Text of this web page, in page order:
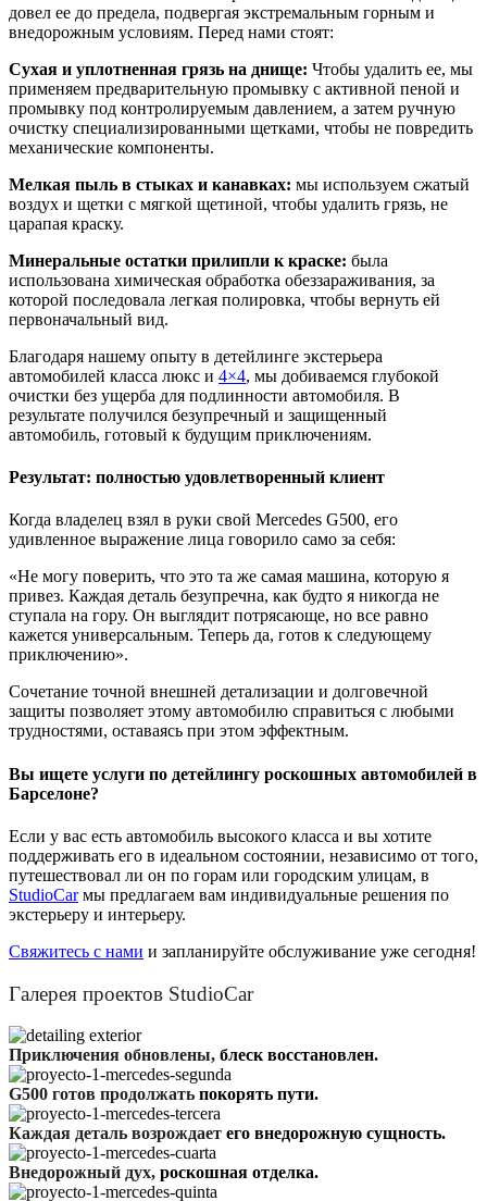
довел ее до предела, подвергая экстремальным горным и
внедорожным условиям. Перед нами стоят:
Сухая и уплотненная грязь на днище: Чтобы удалить ее, мы
применяем предварительную промывку с активной пеной и
промывку под контролируемым давлением, а затем ручную
очистку специализированными щетками, чтобы не повредить
механические компоненты.
Мелкая пыль в стыках и канавках: мы используем сжатый
воздух и щетки с мягкой щетиной, чтобы удалить грязь, не
царапая краску.
Минеральные остатки прилипли к краске: была
использована химическая обработка обеззараживания, за
которой последовала легкая полировка, чтобы вернуть ей
первоначальный вид.
Благодаря нашему опыту в детейлинге экстерьера
автомобилей класса люкс и 4×4, мы добиваемся глубокой
очистки без ущерба для подлинности автомобиля. В
результате получился безупречный и защищенный
автомобиль, готовый к будущим приключениям.
Результат: полностью удовлетворенный клиент
Когда владелец взял в руки свой Mercedes G500, его
удивленное выражение лица говорило само за себя:
«Не могу поверить, что это та же самая машина, которую я
привез. Каждая деталь безупречна, как будто я никогда не
ступала на гору. Он выглядит потрясающе, но все равно
кажется универсальным. Теперь да, готов к следующему
приключению».
Сочетание точной внешней детализации и долговечной
защиты позволяет этому автомобилю справиться с любыми
трудностями, оставаясь при этом эффектным.
Вы ищете услуги по детейлингу роскошных автомобилей в
Барселоне?
Если у вас есть автомобиль высокого класса и вы хотите
поддерживать его в идеальном состоянии, независимо от того,
путешествовал ли он по горам или городским улицам, в
StudioCarмы предлагаем вам индивидуальные решения по
экстерьеру и интерьеру.
Свяжитесь с нами и запланируйте обслуживание уже сегодня!
Галерея проектов StudioCar
Приключения обновлены, блеск восстановлен.
G500 готов продолжать покорять пути.
Каждая деталь возрождает его внедорожную сущность.
Внедорожный дух, роскошная отделка.